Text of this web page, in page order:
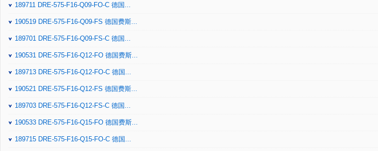
189711 DRE-575-F16-Q09-FO-C 德国...
190519 DRE-575-F16-Q09-FS 德国费斯...
189701 DRE-575-F16-Q09-FS-C 德国...
190531 DRE-575-F16-Q12-FO 德国费斯...
189713 DRE-575-F16-Q12-FO-C 德国...
190521 DRE-575-F16-Q12-FS 德国费斯...
189703 DRE-575-F16-Q12-FS-C 德国...
190533 DRE-575-F16-Q15-FO 德国费斯...
189715 DRE-575-F16-Q15-FO-C 德国...